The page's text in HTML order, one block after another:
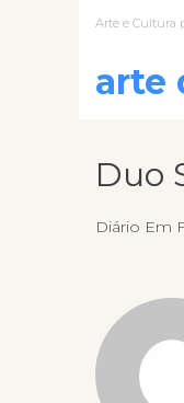
Arte e Cultura
arte
Duo
Diário Em